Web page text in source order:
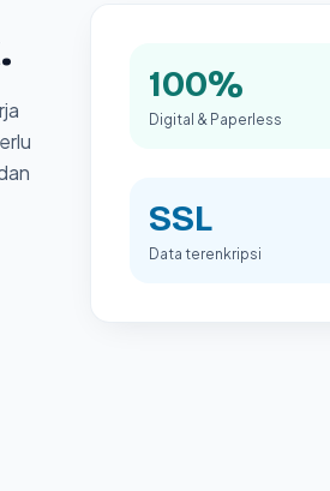
100%
Digital & Paperless
SSL
Data terenkripsi